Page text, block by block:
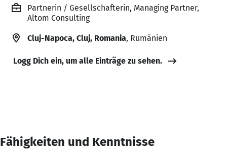
Partnerin / Gesellschafterin, Managing Partner,
Altom Consulting
Cluj-Napoca, Cluj, Romania, Rumänien
Logg Dich ein, um alle Einträge zu sehen.
Fähigkeiten und Kenntnisse